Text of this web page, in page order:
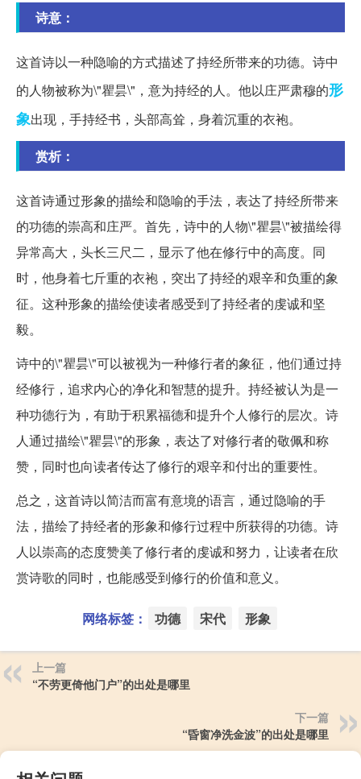
诗意：
这首诗以一种隐喻的方式描述了持经所带来的功德。诗中
的人物被称为\"瞿昙\"，意为持经的人。他以庄严肃穆的形
象出现，手持经书，头部高耸，身着沉重的衣袍。
赏析：
这首诗通过形象的描绘和隐喻的手法，表达了持经所带来
的功德的崇高和庄严。首先，诗中的人物\"瞿昙\"被描绘得
异常高大，头长三尺二，显示了他在修行中的高度。同
时，他身着七斤重的衣袍，突出了持经的艰辛和负重的象
征。这种形象的描绘使读者感受到了持经者的虔诚和坚
毅。
诗中的\"瞿昙\"可以被视为一种修行者的象征，他们通过持
经修行，追求内心的净化和智慧的提升。持经被认为是一
种功德行为，有助于积累福德和提升个人修行的层次。诗
人通过描绘\"瞿昙\"的形象，表达了对修行者的敬佩和称
赞，同时也向读者传达了修行的艰辛和付出的重要性。
总之，这首诗以简洁而富有意境的语言，通过隐喻的手
法，描绘了持经者的形象和修行过程中所获得的功德。诗
人以崇高的态度赞美了修行者的虔诚和努力，让读者在欣
赏诗歌的同时，也能感受到修行的价值和意义。
网络标签： 功德 宋代 形象
上一篇
“不劳更倚他门户”的出处是哪里
下一篇
“昏窗净洗金波”的出处是哪里